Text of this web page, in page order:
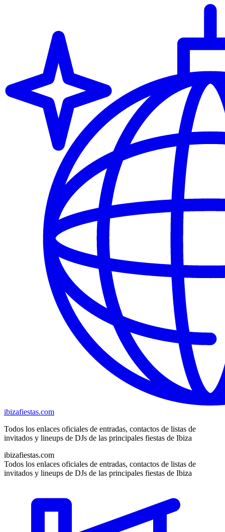
ibizafiestas.com
Todos los enlaces oficiales de entradas, contactos de listas de
invitados y lineups de DJs de las principales fiestas de Ibiza
ibizafiestas.com
Todos los enlaces oficiales de entradas, contactos de listas de
invitados y lineups de DJs de las principales fiestas de Ibiza